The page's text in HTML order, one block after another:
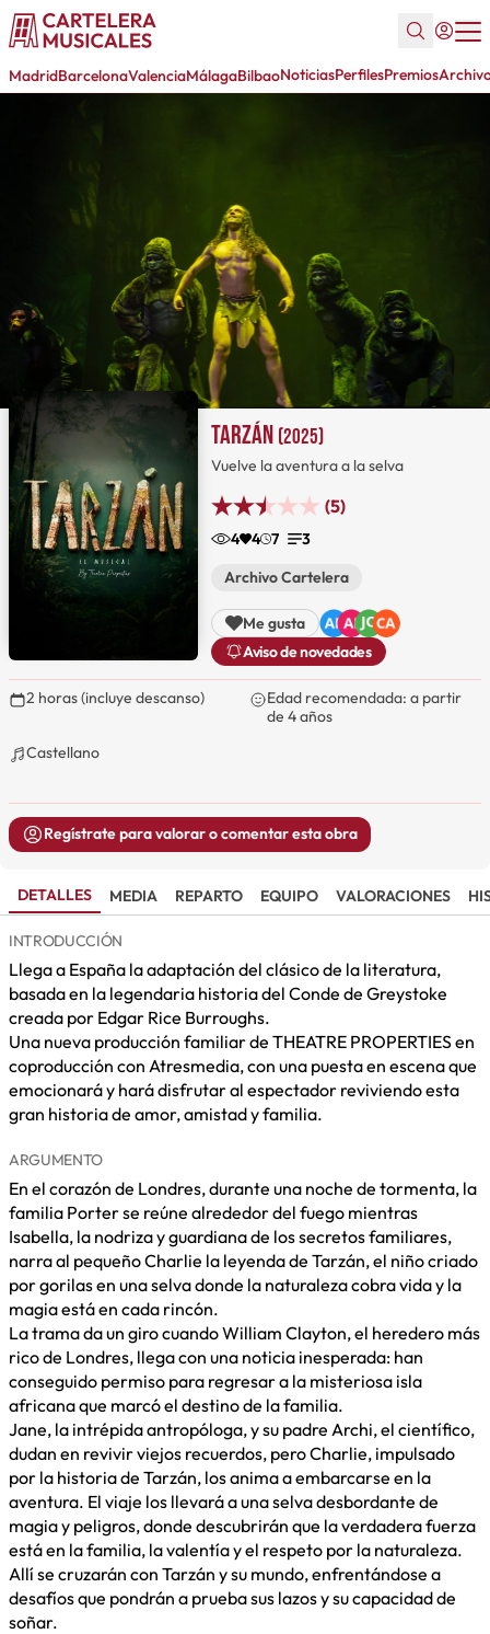
MadridBarcelonaValenciaMálagaBilbaoNoticiasPerfilesPremios
Tarzán (2025)
Vuelve la aventura a la selva
(5)
4 4 7
3
Archivo Cartelera
Me gusta
Aviso de novedades
2 horas (incluye descanso)
Edad recomendada: a partir
de 4 años
Castellano
Regístrate para valorar o comentar esta obra
DETALLES MEDIA REPARTO EQUIPO VALORACIONES
INTRODUCCIÓN
Llega a España la adaptación del clásico de la literatura,
basada en la legendaria historia del Conde de Greystoke
creada por Edgar Rice Burroughs.
Una nueva producción familiar de THEATRE PROPERTIES en
coproducción con Atresmedia, con una puesta en escena que
emocionará y hará disfrutar al espectador reviviendo esta
gran historia de amor, amistad y familia.
ARGUMENTO
En el corazón de Londres, durante una noche de tormenta, la
familia Porter se reúne alrededor del fuego mientras
Isabella, la nodriza y guardiana de los secretos familiares,
narra al pequeño Charlie la leyenda de Tarzán, el niño criado
por gorilas en una selva donde la naturaleza cobra vida y la
magia está en cada rincón.
La trama da un giro cuando William Clayton, el heredero más
rico de Londres, llega con una noticia inesperada: han
conseguido permiso para regresar a la misteriosa isla
africana que marcó el destino de la familia.
Jane, la intrépida antropóloga, y su padre Archi, el científico,
dudan en revivir viejos recuerdos, pero Charlie, impulsado
por la historia de Tarzán, los anima a embarcarse en la
aventura. El viaje los llevará a una selva desbordante de
magia y peligros, donde descubrirán que la verdadera fuerza
está en la familia, la valentía y el respeto por la naturaleza.
Allí se cruzarán con Tarzán y su mundo, enfrentándose a
desafíos que pondrán a prueba sus lazos y su capacidad de
soñar.